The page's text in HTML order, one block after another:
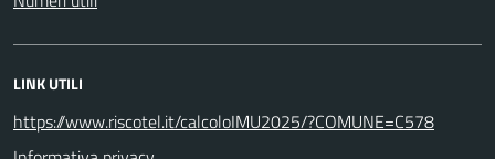
LINK UTILI
https://www.riscotel.it/calcoloIMU2025/?COMUNE=C578